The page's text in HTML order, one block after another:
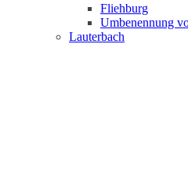
Fliehburg
Umbenennung
Lauterbach